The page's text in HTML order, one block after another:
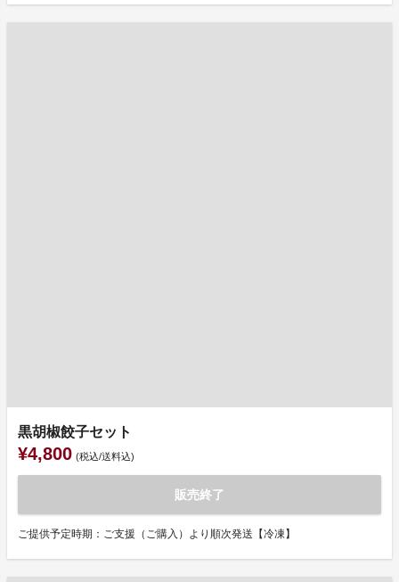
黒胡椒餃子セット
¥4,800 (税込/送料込)
販売終了
ご提供予定時期：ご支援（ご購入）より順次発送【冷凍】